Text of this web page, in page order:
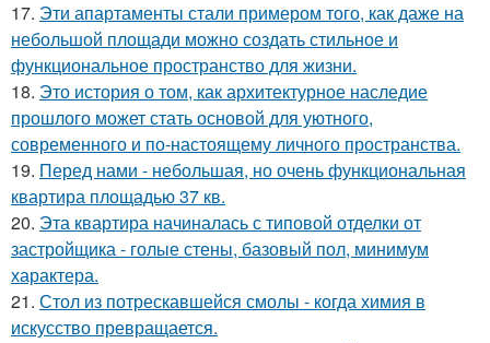
17. Эти апартаменты стали примером того, как даже на
небольшой площади можно создать стильное и
функциональное пространство для жизни.
18. Это история о том, как архитектурное наследие
прошлого может стать основой для уютного,
современного и по-настоящему личного пространства.
19. Перед нами - небольшая, но очень функциональная
квартира площадью 37 кв.
20. Эта квартира начиналась с типовой отделки от
застройщика - голые стены, базовый пол, минимум
характера.
21. Стол из потрескавшейся смолы - когда химия в
искусство превращается.